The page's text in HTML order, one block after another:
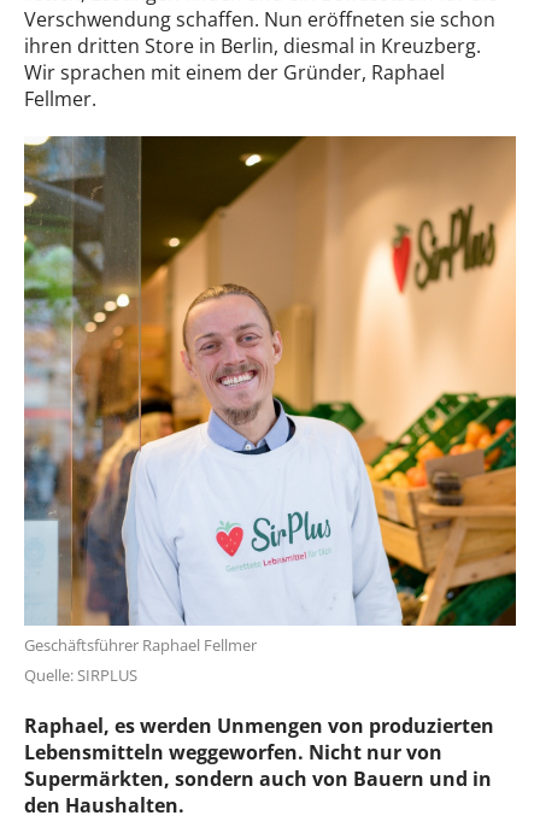
Verschwendung schaffen. Nun eröffneten sie schon
ihren dritten Store in Berlin, diesmal in Kreuzberg.
Wir sprachen mit einem der Gründer, Raphael
Fellmer.
Geschäftsführer Raphael Fellmer
Quelle: SIRPLUS
Raphael, es werden Unmengen von produzierten
Lebensmitteln weggeworfen. Nicht nur von
Supermärkten, sondern auch von Bauern und in
den Haushalten.